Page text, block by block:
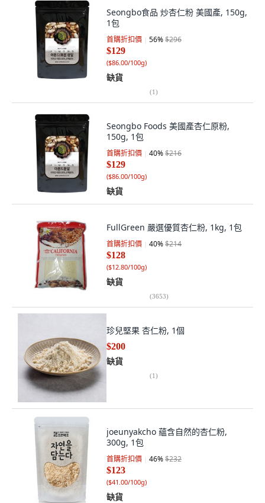
Seongbo食品 炒杏仁粉 美國產, 150g,
1包
首購折扣價 56%$296
$129
($86.00/100g)
缺貨
(1)
Seongbo Foods 美國產杏仁原粉,
150g, 1包
首購折扣價 40%$216
$129
($86.00/100g)
缺貨
FullGreen 嚴選優質杏仁粉, 1kg, 1包
首購折扣價 40%$214
$128
($12.80/100g)
缺貨
(3653)
珍兒堅果 杏仁粉, 1個
$200
缺貨
(1)
joeunyakcho 蘊含自然的杏仁粉,
300g, 1包
首購折扣價 46%$232
$123
($41.00/100g)
缺貨